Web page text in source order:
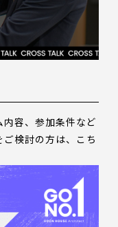
容、参加条件など
検討の方は、こち